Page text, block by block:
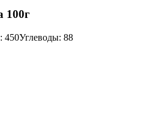
100г
: 450Углеводы: 88